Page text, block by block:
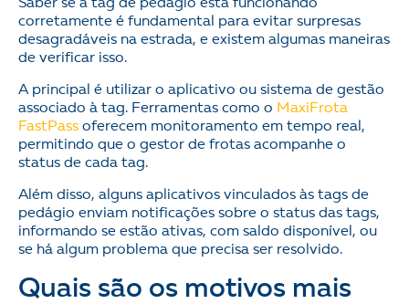
Saber se a tag de pedágio está funcionando
corretamente é fundamental para evitar surpresas
desagradáveis na estrada, e existem algumas maneiras
de verificar isso.
A principal é utilizar o aplicativo ou sistema de gestão
associado à tag. Ferramentas como o MaxiFrota
FastPass oferecem monitoramento em tempo real,
permitindo que o gestor de frotas acompanhe o
status de cada tag.
Além disso, alguns aplicativos vinculados às tags de
pedágio enviam notificações sobre o status das tags,
informando se estão ativas, com saldo disponível, ou
se há algum problema que precisa ser resolvido​.
Quais são os motivos mais